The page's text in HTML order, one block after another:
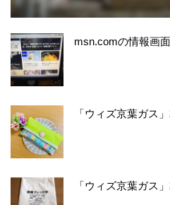
msn.comの情報画
「ウィズ京葉ガス
「ウィズ京葉ガス